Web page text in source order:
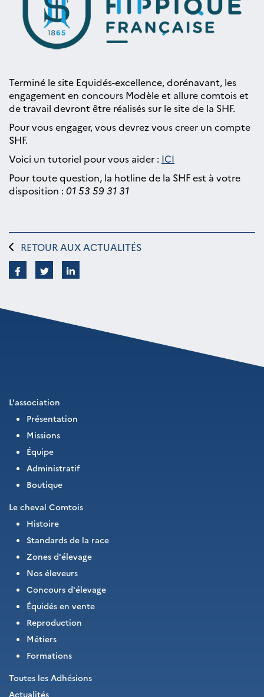
Terminé le site Equidés-excellence, dorénavant, les
engagement en concours Modèle et allure comtois et
de travail devront être réalisés sur le site de la SHF.
Pour vous engager, vous devrez vous creer un compte
SHF.
Voici un tutoriel pour vous aider : ICI
Pour toute question, la hotline de la SHF est à votre
disposition : 01 53 59 31 31
RETOUR AUX ACTUALITÉS
L'association
Présentation
Missions
Équipe
Administratif
Boutique
Le cheval Comtois
Histoire
Standards de la race
Zones d'élevage
Nos éleveurs
Concours d'élevage
Équidés en vente
Reproduction
Métiers
Formations
Toutes les Adhésions
Actualités